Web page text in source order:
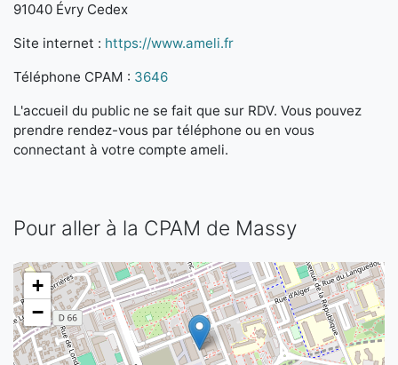
91040 Évry Cedex
Site internet : https://www.ameli.fr
Téléphone CPAM : 3646
L'accueil du public ne se fait que sur RDV. Vous pouvez
prendre rendez-vous par téléphone ou en vous
connectant à votre compte ameli.
Pour aller à la CPAM de Massy
+
−